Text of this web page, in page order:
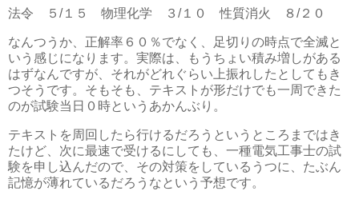
法令 ５/１５ 物理化学 ３/１０ 性質消火 ８/２０
なんつうか、正解率６０％でなく、足切りの時点で全滅と
いう感じになります。実際は、もうちょい積み増しがある
はずなんですが、それがどれぐらい上振れしたとしてもき
つそうです。そもそも、テキストが形だけでも一周できた
のが試験当日０時というあかんぶり。
テキストを周回したら行けるだろうというところまではき
たけど、次に最速で受けるにしても、一種電気工事士の試
験を申し込んだので、その対策をしているうつに、たぶん
記憶が薄れているだろうなという予想です。